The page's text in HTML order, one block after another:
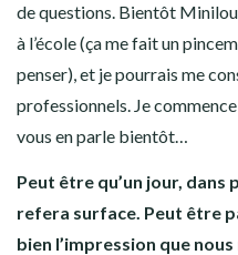
de questions. Bientôt
à l’école (ça me fait un
penser), et je pourrais me
professionnels. Je
vous en parle bientôt…
Peut être qu’un jour, dans
refera surface. Peut être
bien l’impression que